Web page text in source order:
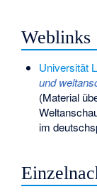
Weblinks
Universität
und
(Material
im